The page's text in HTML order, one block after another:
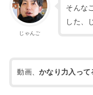
じゃんご
そんな
した、
動画、かなり力入って